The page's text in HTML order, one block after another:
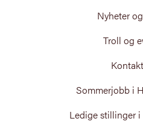
Nyheter
Troll og
Sommerjobb i
Ledige stillinger